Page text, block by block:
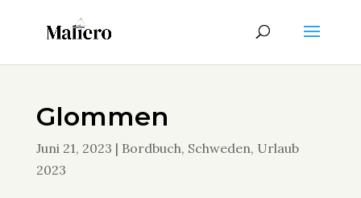
Glommen
Juni 21, 2023 | Bordbuch, Schweden, Urlaub
2023